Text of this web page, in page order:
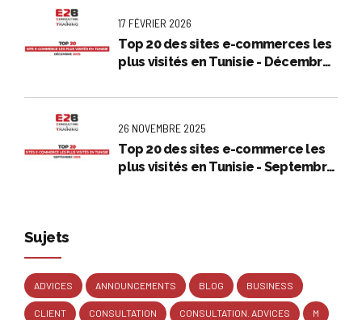
17 FÉVRIER 2026
Top 20 des sites e-commerces les
plus visités en Tunisie - Décembre
26 NOVEMBRE 2025
Top 20 des sites e-commerce les
plus visités en Tunisie - Septembre
Sujets
ADVICES ANNOUNCEMENTS BLOG BUSINESS
CLIENT CONSULTATION CONSULTATION. ADVICES M